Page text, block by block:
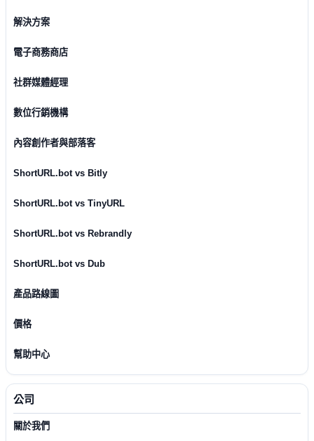
解決方案
電子商務商店
社群媒體經理
數位行銷機構
內容創作者與部落客
ShortURL.bot vs Bitly
ShortURL.bot vs TinyURL
ShortURL.bot vs Rebrandly
ShortURL.bot vs Dub
產品路線圖
價格
幫助中心
公司
關於我們